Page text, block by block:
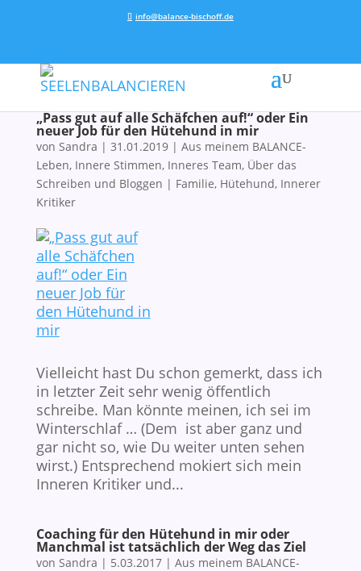
info@balance-bischoff.de
„Pass gut auf alle Schäfchen auf!“ oder Ein
neuer Job für den Hütehund in mir
von Sandra | 31.01.2019| Aus meinem BALANCE-
Leben, Innere Stimmen, Inneres Team, Über das
Schreiben und Bloggen | Familie, Hütehund, Innerer
Kritiker
Vielleicht hast Du schon gemerkt, dass ich
in letzter Zeit sehr wenig öffentlich
schreibe. Man könnte meinen, ich sei im
Winterschlaf … (Dem ist aber ganz und
gar nicht so, wie Du weiter unten sehen
wirst.) Entsprechend mokiert sich mein
Inneren Kritiker und...
Coaching für den Hütehund in mir oder
Manchmal ist tatsächlich der Weg das Ziel
von Sandra | 5.03.2017| Aus meinem BALANCE-